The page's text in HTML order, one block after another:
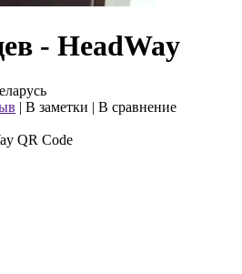
- HeadWay
| В заметки | В сравнение